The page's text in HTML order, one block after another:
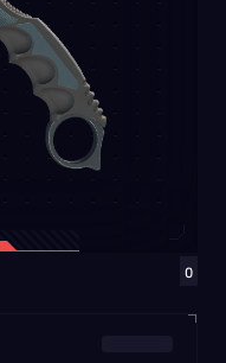
0